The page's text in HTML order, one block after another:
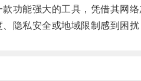
能强大的工具，凭借其网络
私安全或地域限制感到困扰